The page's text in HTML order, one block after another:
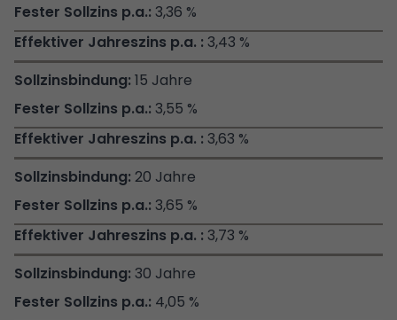
3,36 %
3,43 %
15 Jahre
3,55 %
3,63 %
20 Jahre
3,65 %
3,73 %
30 Jahre
4,05 %